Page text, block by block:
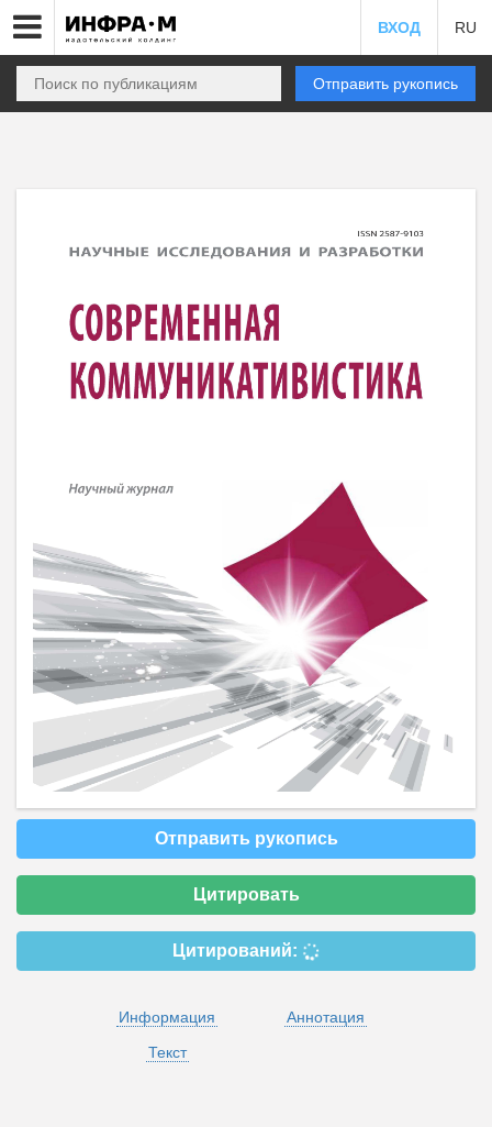
ВХОД RU
Отправить рукопись
Отправить рукопись
Цитировать
Цитирований:
Информация
Аннотация
Текст